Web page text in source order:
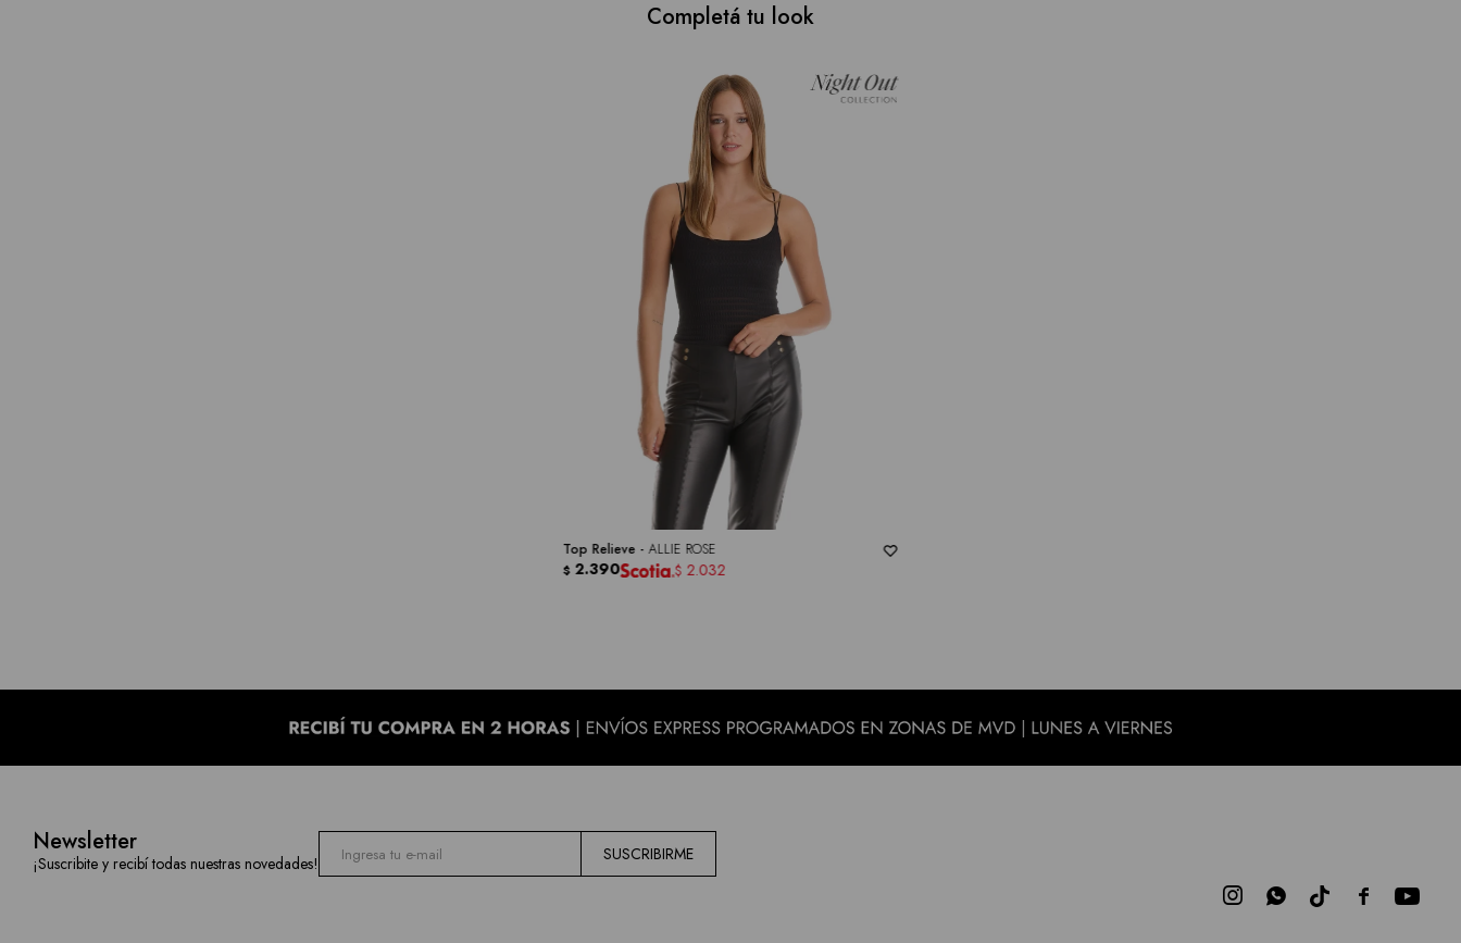
Completá tu look
Top Relieve -ALLIE ROSE
$ 2.390 $ 2.032
Newsletter
¡Suscribite y recibí todas nuestras novedades! SUSCRIBIRME

 